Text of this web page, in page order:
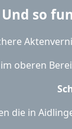
Und so
oberen
die in